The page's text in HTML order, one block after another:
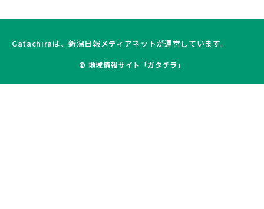
Gatachiraは、新潟日報メディアネットが運営しています。
© 地域情報サイト「ガタチラ」